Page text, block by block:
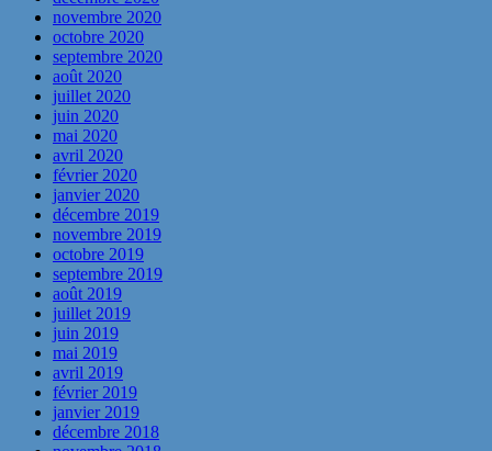
novembre 2020
octobre 2020
septembre 2020
août 2020
juillet 2020
juin 2020
mai 2020
avril 2020
février 2020
janvier 2020
décembre 2019
novembre 2019
octobre 2019
septembre 2019
août 2019
juillet 2019
juin 2019
mai 2019
avril 2019
février 2019
janvier 2019
décembre 2018